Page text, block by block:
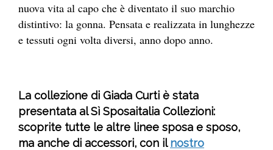
nuova vita al capo che è diventato il suo marchio
distintivo: la gonna. Pensata e realizzata in lunghezze
e tessuti ogni volta diversi, anno dopo anno.
La collezione di Giada Curti è stata
presentata al Sì Sposaitalia Collezioni:
scoprite tutte le altre linee sposa e sposo,
ma anche di accessori, con ilnostro